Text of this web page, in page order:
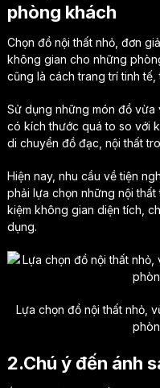
phòng khách
Chọn đồ nội thất nhỏ, đơn
không gian cho những
cũng là cách trang trí tinh
Sử dụng những món đồ vừa
có kích thước quá to so với
di chuyển đồ đạc, nội thất
Hiện nay, nhu cầu về tiện
phải lựa chọn những nội
kiệm không gian diện tích,
dụng.
Lựa chọn đồ nội thất nhỏ,
2.Chú ý đến ánh